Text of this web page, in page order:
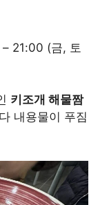
21:00 (금, 토
키조개 해물짬
내용물이 푸짐